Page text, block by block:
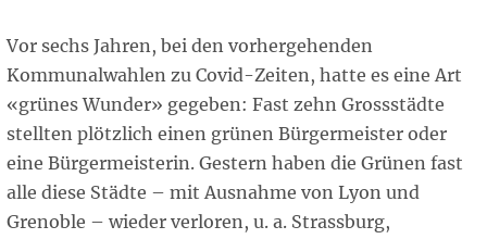
Vor sechs Jahren, bei den vorhergehenden
Kommunalwahlen zu Covid-Zeiten, hatte es eine Art
«grünes Wunder» gegeben: Fast zehn Grossstädte
stellten plötzlich einen grünen Bürgermeister oder
eine Bürgermeisterin. Gestern haben die Grünen fast
alle diese Städte – mit Ausnahme von Lyon und
Grenoble – wieder verloren, u. a. Strassburg,